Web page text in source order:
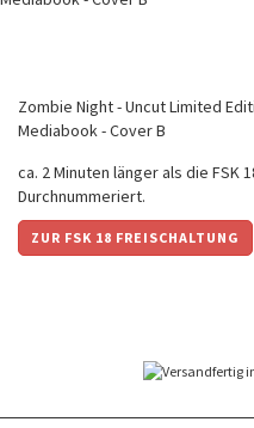
Zombie Night - Uncut Limited
Mediabook - Cover B
ca. 2 Minuten länger als die FSK
Durchnummeriert.
ZUR FSK 18 FREISCHALTUNG